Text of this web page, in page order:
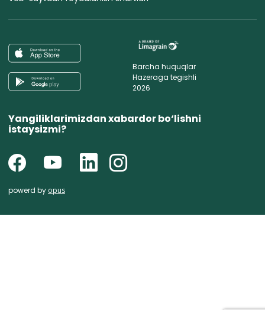
Barcha huquqlar
Hazeraga tegishli
2026
Yangiliklarimizdan xabardor bo‘lishni
istaysizmi?
powerd by opus